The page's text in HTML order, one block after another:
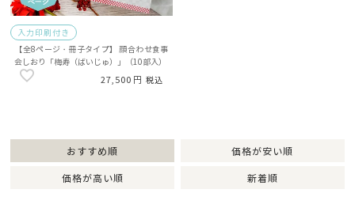
入力印刷付き
【全8ページ・冊子タイプ】 顔合わせ食事
会しおり「梅寿（ばいじゅ）」（10部入）
27,500 税込
おすすめ順 価格が安い順
価格が高い順 新着順